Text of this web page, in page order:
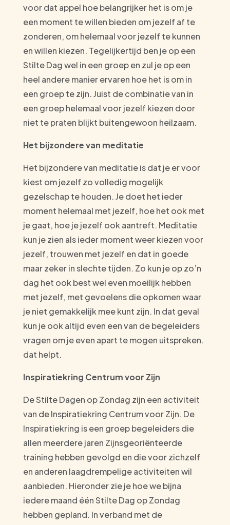
voor dat appel hoe belangrijker het is om je
een moment te willen bieden om jezelf af te
zonderen, om helemaal voor jezelf te kunnen
en willen kiezen. Tegelijkertijd ben je op een
Stilte Dag wel in een groep en zul je op een
heel andere manier ervaren hoe het is om in
een groep te zijn. Juist de combinatie van in
een groep helemaal voor jezelf kiezen door
niet te praten blijkt buitengewoon heilzaam.
Het bijzondere van meditatie
Het bijzondere van meditatie is dat je er voor
kiest om jezelf zo volledig mogelijk
gezelschap te houden. Je doet het ieder
moment helemaal met jezelf, hoe het ook met
je gaat, hoe je jezelf ook aantreft. Meditatie
kun je zien als ieder moment weer kiezen voor
jezelf, trouwen met jezelf en dat in goede
maar zeker in slechte tijden. Zo kun je op zo’n
dag het ook best wel even moeilijk hebben
met jezelf, met gevoelens die opkomen waar
je niet gemakkelijk mee kunt zijn. In dat geval
kun je ook altijd even een van de begeleiders
vragen om je even apart te mogen uitspreken.
dat helpt.
Inspiratiekring Centrum voor Zijn
De Stilte Dagen op Zondag zijn een activiteit
van de Inspiratiekring Centrum voor Zijn. De
Inspiratiekring is een groep begeleiders die
allen meerdere jaren Zijnsgeoriënteerde
training hebben gevolgd en die voor zichzelf
en anderen laagdrempelige activiteiten wil
aanbieden. Hieronder zie je hoe we bijna
iedere maand één Stilte Dag op Zondag
hebben gepland. In verband met de